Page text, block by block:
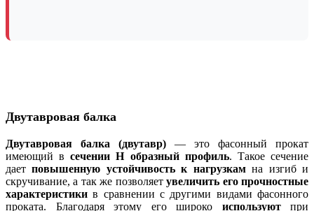
Двутавровая балка
Двутавровая балка (двутавр) — это фасонный прокат
имеющий всечении Н образный профиль. Такое сечение
даетповышенную устойчивость к нагрузкамна изгиб и
скручивание, а так же позволяетувеличить его прочностные
характеристики в сравнении с другими видами фасонного
проката. Благодаря этому его широко используютпри